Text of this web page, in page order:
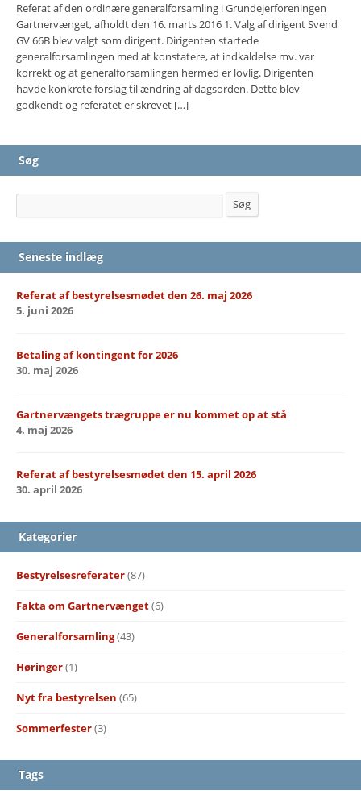
Referat af den ordinære generalforsamling i Grundejerforeningen
Gartnervænget, afholdt den 16. marts 2016 1. Valg af dirigent Svend
GV 66B blev valgt som dirigent. Dirigenten startede
generalforsamlingen med at konstatere, at indkaldelse mv. var
korrekt og at generalforsamlingen hermed er lovlig. Dirigenten
havde konkrete forslag til ændring af dagsorden. Dette blev
godkendt og referatet er skrevet […]
Søg
Søg Søg
Seneste indlæg
Referat af bestyrelsesmødet den 26. maj 2026
5. juni 2026
Betaling af kontingent for 2026
30. maj 2026
Gartnervængets trægruppe er nu kommet op at stå
4. maj 2026
Referat af bestyrelsesmødet den 15. april 2026
30. april 2026
Kategorier
Bestyrelsesreferater(87)
Fakta om Gartnervænget(6)
Generalforsamling(43)
Høringer(1)
Nyt fra bestyrelsen (65)
Sommerfester(3)
Tags